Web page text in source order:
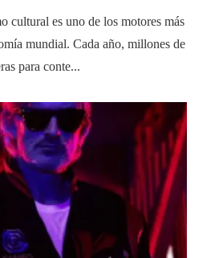
cultural es uno de los motores más
mundial. Cada año, millones de
para conte...